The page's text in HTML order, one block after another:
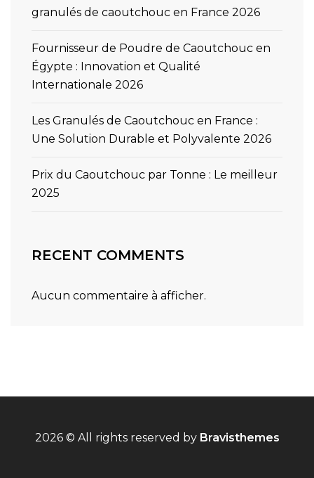
granulés de caoutchouc en France 2026
Fournisseur de Poudre de Caoutchouc en
Égypte : Innovation et Qualité
Internationale 2026
Les Granulés de Caoutchouc en France :
Une Solution Durable et Polyvalente 2026
Prix du Caoutchouc par Tonne : Le meilleur
2025
RECENT COMMENTS
Aucun commentaire à afficher.
2026 © All rights reserved by Bravisthemes